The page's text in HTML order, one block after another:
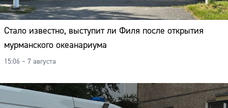
Стало известно, выступит ли Филя после открытия
мурманского океанариума
15:06 – 7 августа